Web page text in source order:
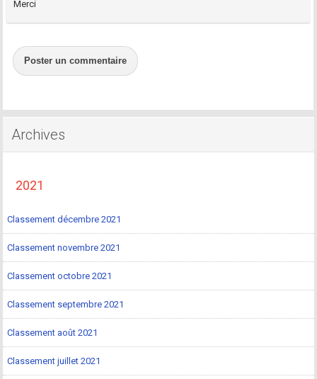
Merci
Poster un commentaire
Archives
2021
Classement décembre 2021
Classement novembre 2021
Classement octobre 2021
Classement septembre 2021
Classement août 2021
Classement juillet 2021